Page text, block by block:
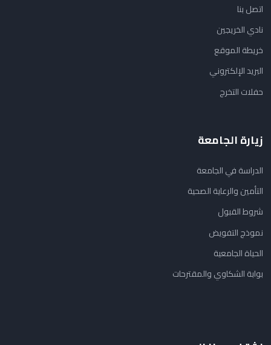
اتصل بنا
نادي الخريجين
خريطة الموقع
البريد الإلكتروني
حفلات التخرج
زيارة الجامعة
الدراسة في الجامعة
التأمين والرعاية الصحية
شروط القبول
نموذج التفويض
الحياة الجامعية
بوابة الشكاوي والمقترحات